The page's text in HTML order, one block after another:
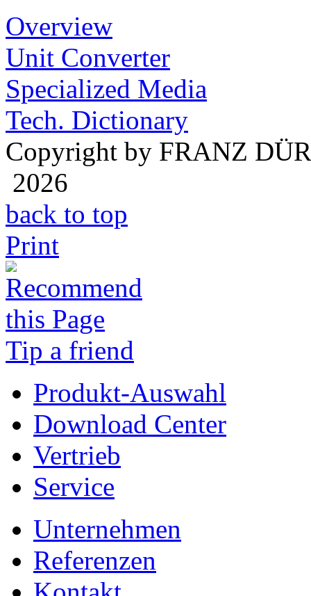
Overview
Unit Converter
Specialized Media
Tech. Dictionary
Copyright by FRANZ
2026
back to top
Print
Tip a friend
Produkt-Auswahl
Download Center
Vertrieb
Service
Unternehmen
Referenzen